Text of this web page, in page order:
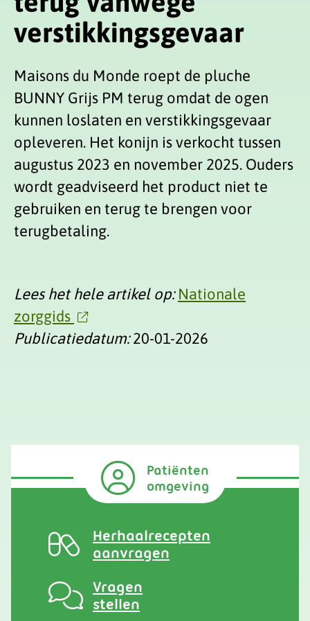
verstikkingsgevaar
Maisons du Monde roept de pluche
BUNNY Grijs PM terug omdat de ogen
kunnen loslaten en verstikkingsgevaar
opleveren. Het konijn is verkocht tussen
augustus 2023 en november 2025. Ouders
wordt geadviseerd het product niet te
gebruiken en terug te brengen voor
terugbetaling.
Lees het hele artikel op: Nationale
zorggids
Publicatiedatum:20-01-2026
Patiënten
omgeving
Herhaalrecepten
aanvragen
Vragen
stellen